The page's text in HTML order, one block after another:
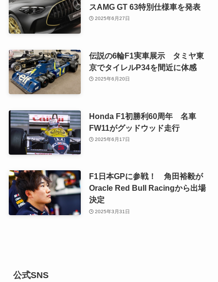
スAMG GT 63特別仕様車を発表
2025年6月27日
伝説の6輪F1実車展示 タミヤ東
京でタイレルP34を間近に体感
2025年6月20日
Honda F1初勝利60周年 名車
FW11がグッドウッド走行
2025年6月17日
F1日本GPに参戦！ 角田裕毅が
Oracle Red Bull Racingから出場
決定
2025年3月31日
公式SNS